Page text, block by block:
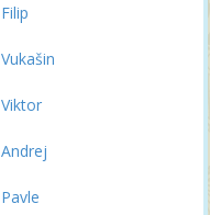
Filip
Vukašin
Viktor
Andrej
Pavle